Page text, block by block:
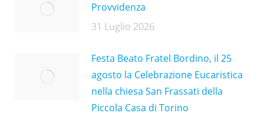
Provvidenza
31 Luglio 2026
Festa Beato Fratel Bordino, il 25
agosto la Celebrazione Eucaristica
nella chiesa San Frassati della
Piccola Casa di Torino